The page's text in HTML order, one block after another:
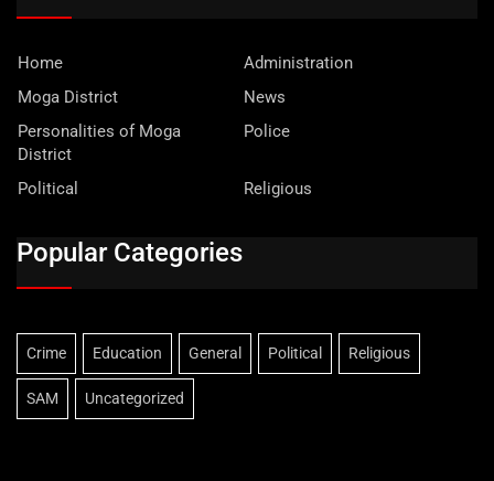
Home
Administration
Moga District
News
Personalities of Moga
District
Police
Political Religious
Popular Categories
Crime Education General Political Religious
SAM Uncategorized